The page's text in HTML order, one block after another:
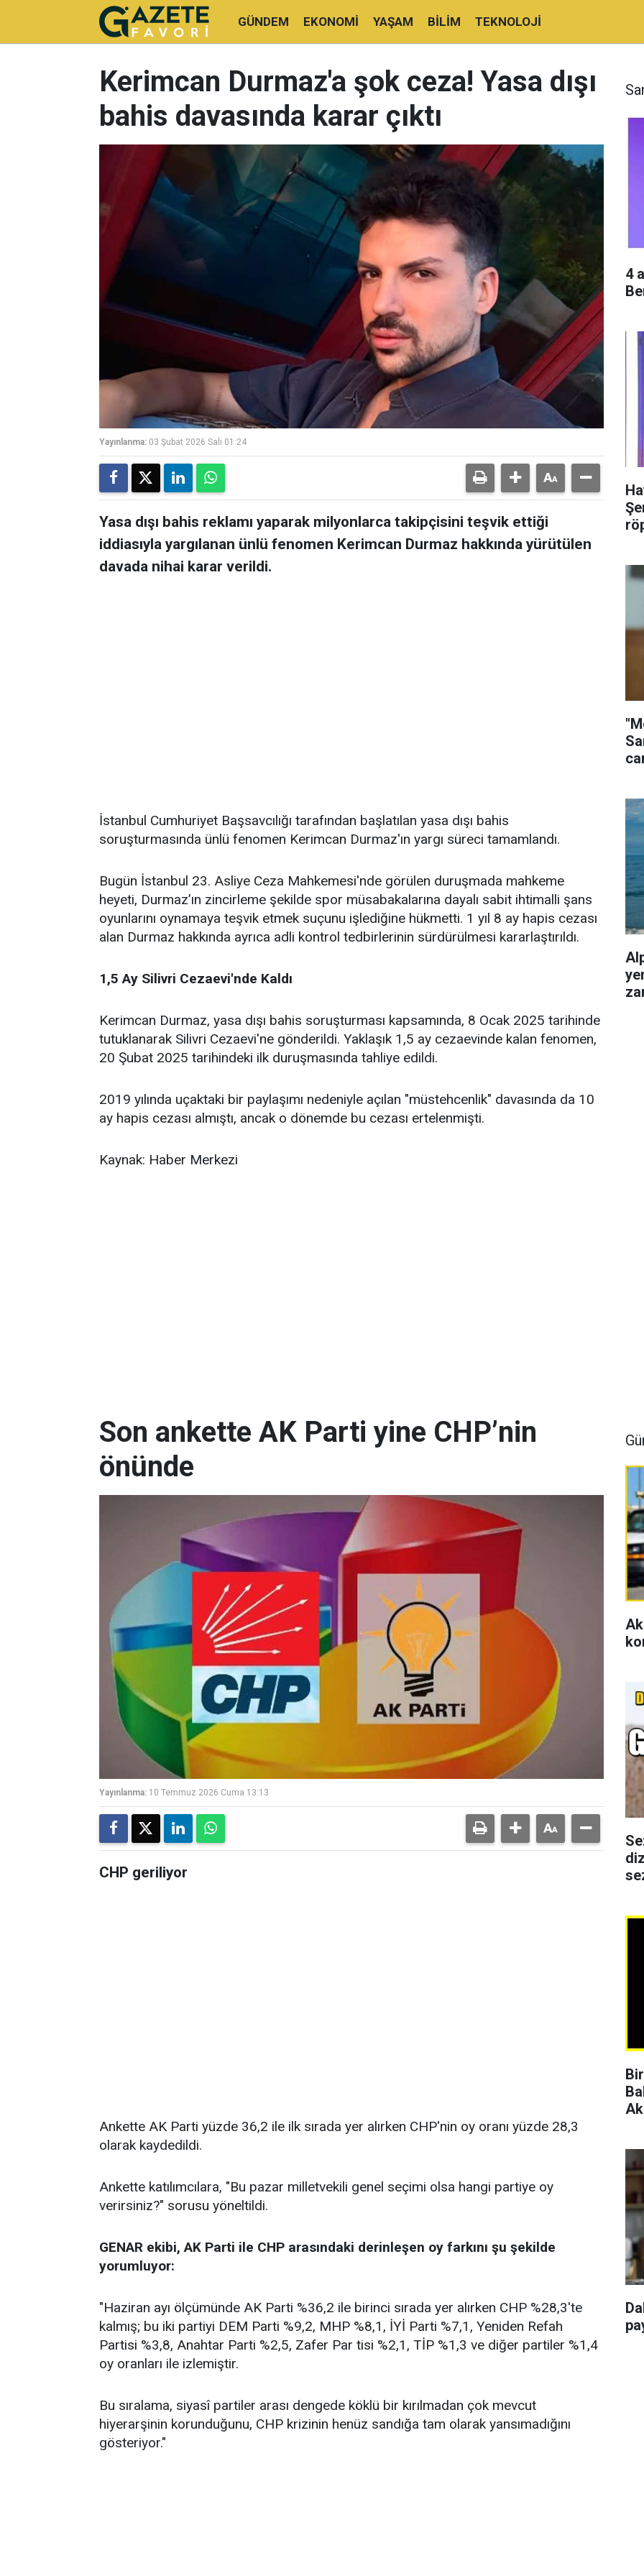
GÜNDEM EKONOMI YAŞAM BILIM TEKNOLOJI
Kerimcan Durmaz'a şok ceza! Yasa dışı
bahis davasında karar çıktı
Yayınlanma: 03 Şubat 2026 Salı 01:24
Yasa dışı bahis reklamı yaparak milyonlarca takipçisini teşvik ettiği
iddiasıyla yargılanan ünlü fenomen Kerimcan Durmaz hakkında yürütülen
davada nihai karar verildi.
İstanbul Cumhuriyet Başsavcılığı tarafından başlatılan yasa dışı bahis
soruşturmasında ünlü fenomen Kerimcan Durmaz'ın yargı süreci tamamlandı.
Bugün İstanbul 23. Asliye Ceza Mahkemesi'nde görülen duruşmada mahkeme
heyeti, Durmaz’ın zincirleme şekilde spor müsabakalarına dayalı sabit ihtimalli şans
oyunlarını oynamaya teşvik etmek suçunu işlediğine hükmetti. 1 yıl 8 ay hapis cezası
alan Durmaz hakkında ayrıca adli kontrol tedbirlerinin sürdürülmesi kararlaştırıldı.
1,5 Ay Silivri Cezaevi'nde Kaldı
Kerimcan Durmaz, yasa dışı bahis soruşturması kapsamında, 8 Ocak 2025 tarihinde
tutuklanarak Silivri Cezaevi'ne gönderildi. Yaklaşık 1,5 ay cezaevinde kalan fenomen,
20 Şubat 2025 tarihindeki ilk duruşmasında tahliye edildi.
2019 yılında uçaktaki bir paylaşımı nedeniyle açılan "müstehcenlik" davasında da 10
ay hapis cezası almıştı, ancak o dönemde bu cezası ertelenmişti.
Kaynak: Haber Merkezi
4
Son ankette AK Parti yine CHP’nin
önünde
Yayınlanma: 10 Temmuz 2026 Cuma 13:13
CHP geriliyor
Ankette AK Parti yüzde 36,2 ile ilk sırada yer alırken CHP'nin oy oranı yüzde 28,3
olarak kaydedildi.
Ankette katılımcılara, "Bu pazar milletvekili genel seçimi olsa hangi partiye oy
verirsiniz?" sorusu yöneltildi.
GENAR ekibi, AK Parti ile CHP arasındaki derinleşen oy farkını şu şekilde
yorumluyor:
"Haziran ayı ölçümünde AK Parti %36,2 ile birinci sırada yer alırken CHP %28,3'te
kalmış; bu iki partiyi DEM Parti %9,2, MHP %8,1, İYİ Parti %7,1, Yeniden Refah
Partisi %3,8, Anahtar Parti %2,5, Zafer Par tisi %2,1, TİP %1,3 ve diğer partiler %1,4
oy oranları ile izlemiştir.
Bu sıralama, siyasî partiler arası dengede köklü bir kırılmadan çok mevcut
hiyerarşinin korunduğunu, CHP krizinin henüz sandığa tam olarak yansımadığını
gösteriyor."